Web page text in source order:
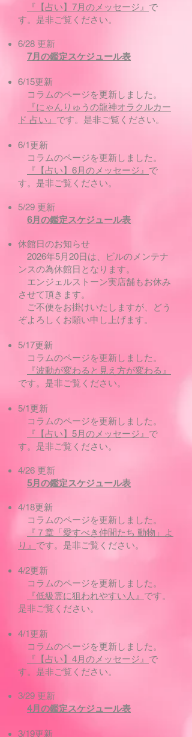
『【占い】7月のメッセージ』 で
す。是非ご覧ください。
6/28 更新
7月の鑑定スケジュール表
6/15更新
コラムのページを更新しました。
『にゃんりゅうの龍神オラクルカー
ド 占い』 です。是非ご覧ください。
6/1更新
コラムのページを更新しました。
『【占い】6月のメッセージ』 で
す。是非ご覧ください。
5/29 更新
6月の鑑定スケジュール表
休館日のお知らせ
​ 2026年5月20日は、ビルのメンテナ
ンスの為休館日となります。
エンジェルストーン実店舗もお休み
させて頂きます。
ご不便をお掛けいたしますが、どう
ぞよろしくお願い申し上げます。
5/17更新
コラムのページを更新しました。
『波動が変わると見え方が変わる』
です。是非ご覧ください。
5/1更新
コラムのページを更新しました。
『【占い】5月のメッセージ』 で
す。是非ご覧ください。
4/26 更新
5月の鑑定スケジュール表
4/18更新
コラムのページを更新しました。
『７章「愛すべき仲間たち 動物」よ
り』 です。是非ご覧ください。
4/2更新
コラムのページを更新しました。
『低級霊に狙われやすい人』 です。
是非ご覧ください。
4/1更新
コラムのページを更新しました。
『【占い】4月のメッセージ』 で
す。是非ご覧ください。
3/29 更新
4月の鑑定スケジュール表
3/19更新